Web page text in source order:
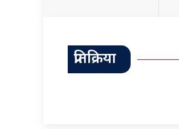
प्रतिक्रिया